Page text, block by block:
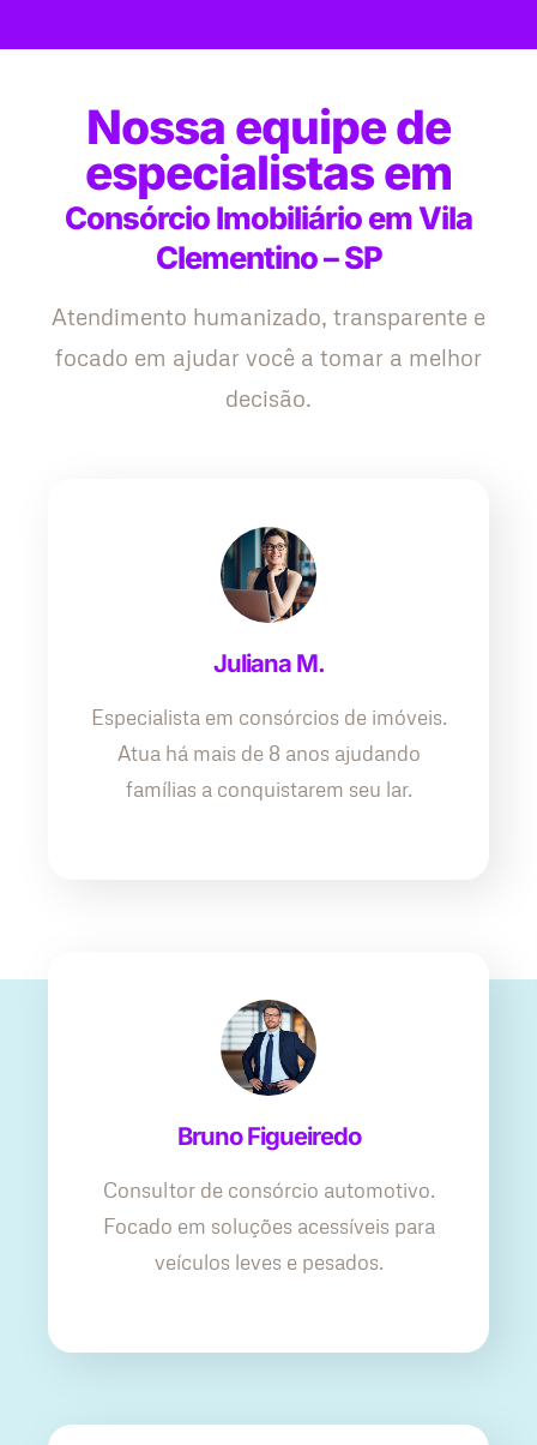
Nossa equipe de
especialistas em
Consórcio Imobiliário em Vila
Clementino – SP
Atendimento humanizado, transparente e
focado em ajudar você a tomar a melhor
decisão.
Juliana M.
Especialista em consórcios de imóveis.
Atua há mais de 8 anos ajudando
famílias a conquistarem seu lar.
Bruno Figueiredo
Consultor de consórcio automotivo.
Focado em soluções acessíveis para
veículos leves e pesados.